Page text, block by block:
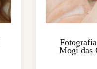
Mogi das